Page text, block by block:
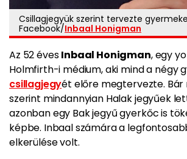
Csillagjegyük szerint tervezte
Facebook/Inbaal Honigman
Az 52 évesInbaal Honigman, egy
Holmfirth-i médium, aki mind a négy
csillagjegyét előre megtervezte. Bár
szerint mindannyian Halak jegyűek
azonban egy Bak jegyű gyerkőc is
képbe. Inbaal számára a
elkerülése volt.